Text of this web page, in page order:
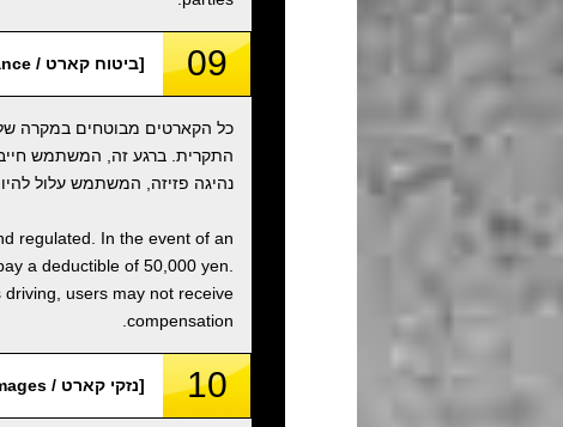
09 [ביטוח קארט / Kart Insurance]
כל הקארטים מבוטחים במקרה
נהיגה פזיזה, המשתמש עלול
regulated. In the event of an
a deductible of 50,000 yen.
users may not receive
compensation.
10 [נזקי קארט / Kart Damages]